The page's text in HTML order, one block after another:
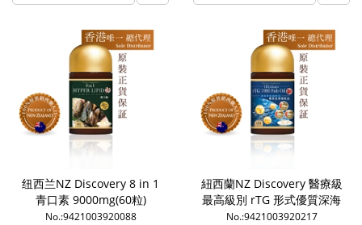
纽西兰NZ Discovery 8 in 1
青口素 9000mg(60粒)
No.:9421003920088
紐西蘭NZ Discovery 醫療級
最高級別 rTG 形式優質深海
魚油1000mg (60粒)
No.:9421003920217